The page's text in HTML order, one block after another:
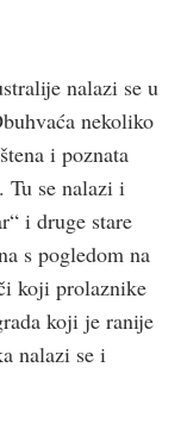
nalazi se u
nekoliko
i poznata
se nalazi i
i druge stare
s pogledom na
koji prolaznike
koji je ranije
nalazi se i